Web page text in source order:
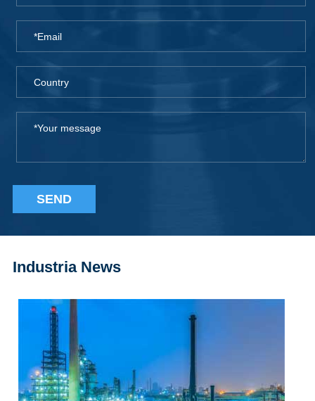
SEND
Industria News